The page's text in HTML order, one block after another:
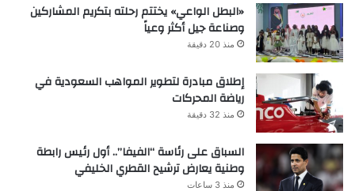
«البطل الواعي» يختتم رحلته بتكريم المشاركين
وصناعة جيل أكثر وعياً
منذ 20 دقيقة
إطلاق مبادرة لتطوير المواهب السعودية في
رياضة المحركات
منذ 32 دقيقة
السباق على رئاسة “الفيفا”.. أول رئيس رابطة
وطنية يعارض ترشيح القطري الخليفي
منذ 3 ساعات